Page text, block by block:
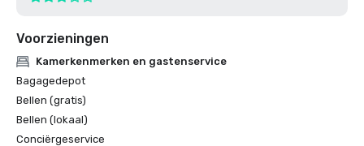
Voorzieningen
Kamerkenmerken en gastenservice
Bagagedepot
Bellen (gratis)
Bellen (lokaal)
Conciërgeservice